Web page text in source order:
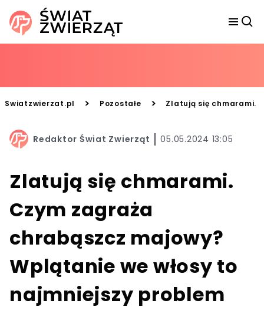
Swiatzwierzat.pl > Pozostałe > Zlatują się chmarami.
Redaktor Świat Zwierząt 05.05.2024 13:05
Zlatują się chmarami.
Czym zagraża
chrabąszcz majowy?
Wplątanie we włosy to
najmniejszy problem